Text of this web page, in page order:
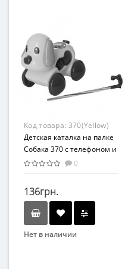
Каталка
Возраст
От 3-х лет
Возрастная группа
От 1 года
Пластик
Код товара: 370(Yellow)
Детская каталка на палке
Собака 370 с телефоном и
музыкой (Жёлтый
0
136грн.
Нет в наличии